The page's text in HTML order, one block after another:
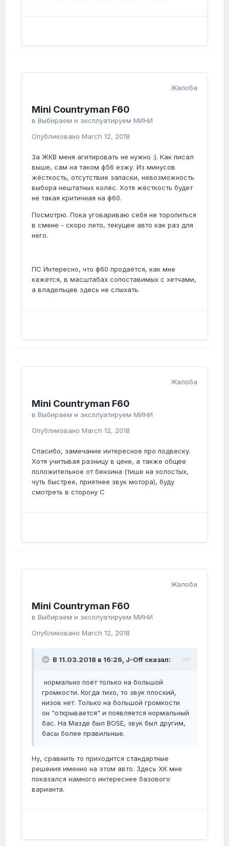
Жалоба
Mini Countryman F60
в Выбираем и эксплуатируем МИНИ
Опубликовано March 12, 2018
За ЖКВ меня агитировать не нужно :). Как писал
выше, сам на таком ф56 езжу. Из минусов
жёсткость, отсутствие запаски, невозможность
выбора нештатных колёс. Хотя жёсткость будет
не такая критичная на ф60.
Посмотрю. Пока уговариваю себя не торопиться
в смене - скоро лето, текущее авто как раз для
него.
ПС Интересно, что ф60 продаётся, как мне
кажется, в масштабах сопоставимых с хетчами,
а владельцев здесь не слыхать.
Жалоба
Mini Countryman F60
в Выбираем и эксплуатируем МИНИ
Опубликовано March 12, 2018
Спасибо, замечание интересное про подвеску.
Хотя учитывая разницу в цене, а также общее
положительное от бензина (тише на холостых,
чуть быстрее, приятнее звук мотора), буду
смотреть в сторону С
Жалоба
Mini Countryman F60
в Выбираем и эксплуатируем МИНИ
Опубликовано March 12, 2018
В 11.03.2018 в 16:26, J-Off сказал:
нормально поёт только на большой
громкости. Когда тихо, то звук плоский,
низов нет. Только на большой громкости
он "открывается" и появляется нормальный
бас. На Мазде был BOSE, звук был другим,
басы более правильные.
Ну, сравнить то приходится стандартные
решения именно на этом авто. Здесь ХК мне
показался намного интереснее базового
варианта.